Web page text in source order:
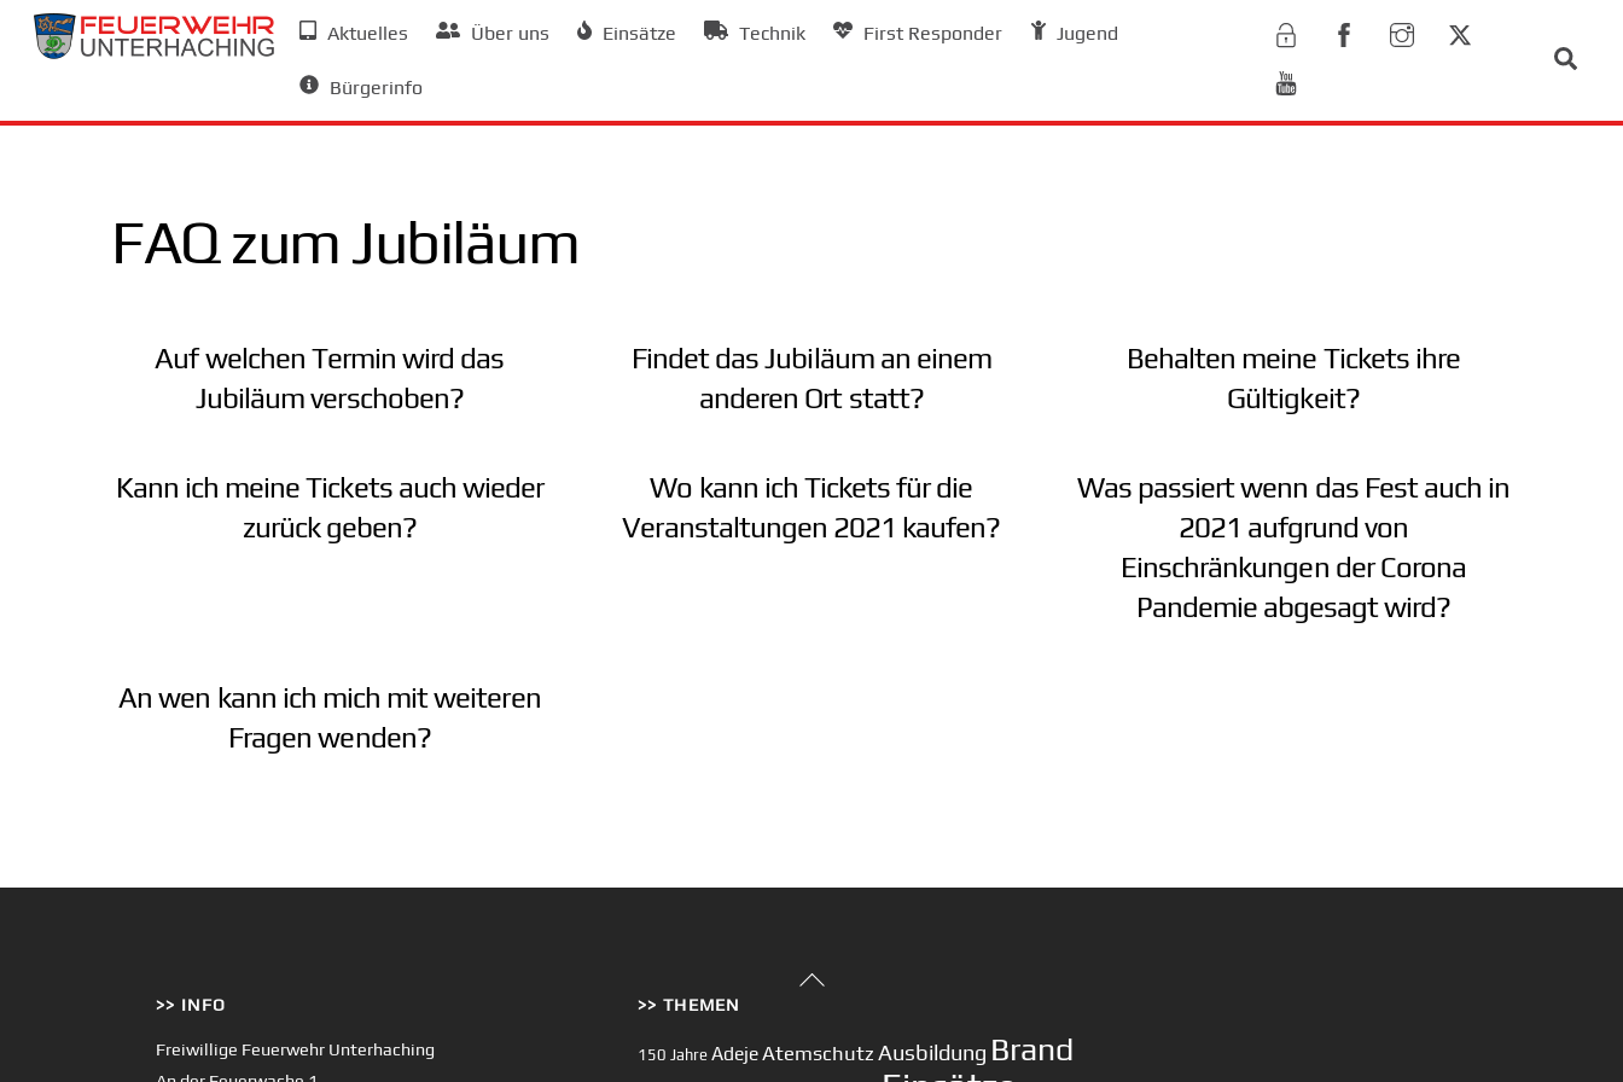
Skip
Aktuelles Über uns Einsätze Technik First Responder Jugend
Bürgerinfo
FAQ zum Jubiläum
Auf welchen Termin wird das
Jubiläum verschoben?
Findet das Jubiläum an einem
anderen Ort statt?
Behalten meine Tickets ihre
Gültigkeit?
Kann ich meine Tickets auch wieder
zurück geben?
Wo kann ich Tickets für die
Veranstaltungen 2021 kaufen?
Was passiert wenn das Fest auch in
2021 aufgrund von
Einschränkungen der Corona
Pandemie abgesagt wird?
An wen kann ich mich mit weiteren
Fragen wenden?
Back
>> INFO
Freiwillige Feuerwehr Unterhaching
>> THEMEN
150 Jahre AdejeAtemschutz Ausbildung Brand